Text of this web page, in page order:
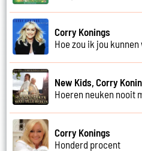
Corry Konings
Hoe zou ik jou
New Kids, Corry
Hoeren neuken nooit
Corry Konings
Honderd procent